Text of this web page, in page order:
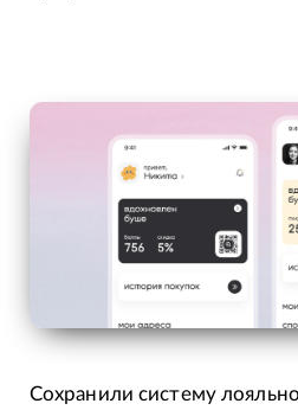
Сохранили систему